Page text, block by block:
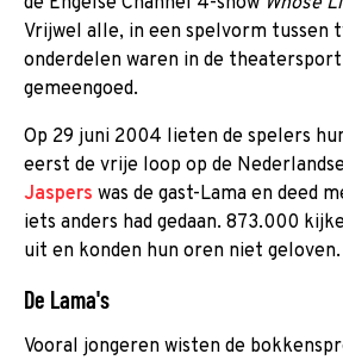
Vrijwel alle, in een spelvorm tussen
onderdelen waren in de
gemeengoed.
Op 29 juni 2004 lieten de spelers
eerst de vrije loop op de
Jaspers was de gast-Lama en deed
iets anders had gedaan. 873.000
uit en konden hun oren niet geloven.
De Lama's
Vooral jongeren wisten de